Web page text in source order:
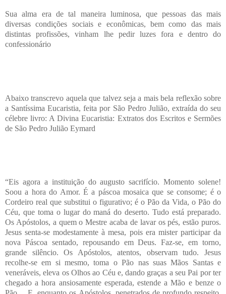
Sua alma era de tal maneira luminosa, que pessoas das mais
diversas condições sociais e econômicas, bem como das mais
distintas profissões, vinham lhe pedir luzes fora e dentro do
confessionário
Abaixo transcrevo aquela que talvez seja a mais bela reflexão sobre
a Santíssima Eucaristia, feita por São Pedro Julião, extraída do seu
célebre livro: A Divina Eucaristia: Extratos dos Escritos e Sermões
de São Pedro Julião Eymard
“Eis agora a instituição do augusto sacrifício. Momento solene!
Soou a hora do Amor. É a páscoa mosaica que se consome; é o
Cordeiro real que substitui o figurativo; é o Pão da Vida, o Pão do
Céu, que toma o lugar do maná do deserto. Tudo está preparado.
Os Apóstolos, a quem o Mestre acaba de lavar os pés, estão puros.
Jesus senta-se modestamente à mesa, pois era mister participar da
nova Páscoa sentado, repousando em Deus. Faz-se, em torno,
grande silêncio. Os Apóstolos, atentos, observam tudo. Jesus
recolhe-se em si mesmo, toma o Pão nas suas Mãos Santas e
veneráveis, eleva os Olhos ao Céu e, dando graças a seu Pai por ter
chegado a hora ansiosamente esperada, estende a Mão e benze o